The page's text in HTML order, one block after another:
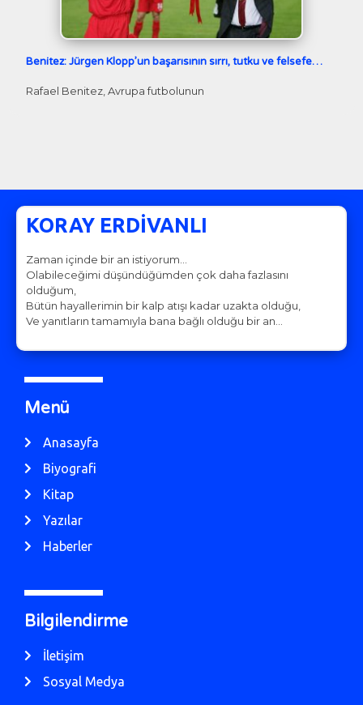
Benitez: Jürgen Klopp’un başarısının sırrı, tutku ve felsefe…
Rafael Benitez, Avrupa futbolunun
KORAY ERDİVANLI
Zaman içinde bir an istiyorum…
Olabileceğimi düşündüğümden çok daha fazlasını
olduğum,
Bütün hayallerimin bir kalp atışı kadar uzakta olduğu,
Ve yanıtların tamamıyla bana bağlı olduğu bir an…
Menü
Anasayfa
Biyografi
Kitap
Yazılar
Haberler
Bilgilendirme
İletişim
Sosyal Medya